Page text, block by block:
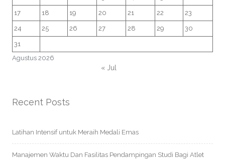
Agustus 2026
17 18 19 20 21 22 23
24 25 26 27 28 29 30
31
« Jul
Recent Posts
Latihan Intensif untuk Meraih Medali Emas
Manajemen Waktu Dan Fasilitas Pendampingan Studi Bagi Atlet